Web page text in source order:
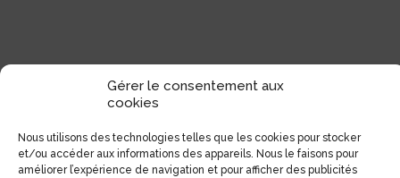
Gérer le consentement aux
cookies
Nous utilisons des technologies telles que les cookies pour stocker
et/ou accéder aux informations des appareils. Nous le faisons pour
améliorer l’expérience de navigation et pour afficher des publicités